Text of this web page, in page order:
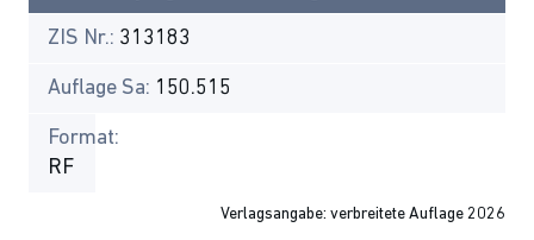
ZIS Nr.: 313183
Auflage Sa: 150.515
Format:
RF
Verlagsangabe: verbreitete Auflage 2026